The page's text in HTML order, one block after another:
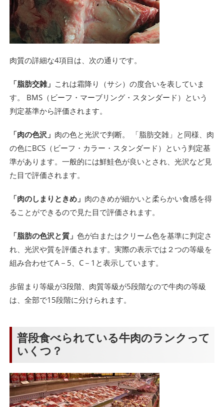
肉質の詳細な4項目は、次の通りです。
「脂肪交雑」 これは霜降り（サシ）の度合いを表していま
す。 BMS（ビーフ・マーブリング・スタンダード）という
判定基準から評価されます。
「肉の色沢」 肉の色と光沢で判断。 「脂肪交雑」と同様、肉
の色にBCS（ビーフ・カラー・スタンダード）という判定基
準があります。一般的には鮮鮭色が良いとされ、光沢など見
た目で評価されます。
「肉のしまりときめ」 肉のきめが細かいと柔らかい食感を得
ることができるので見た目で評価されます。
「脂肪の色沢と質」 色が白またはクリーム色を基準に判定さ
れ、光沢や質を評価されます。実際の表示では２つの等級を
組み合わせてA－5、C－1と表示しています。
歩留まり等級が3段階、肉質等級が5段階なので牛肉の等級
は、全部で15段階に分けられます。
普段食べられている牛肉のランクって
いくつ？